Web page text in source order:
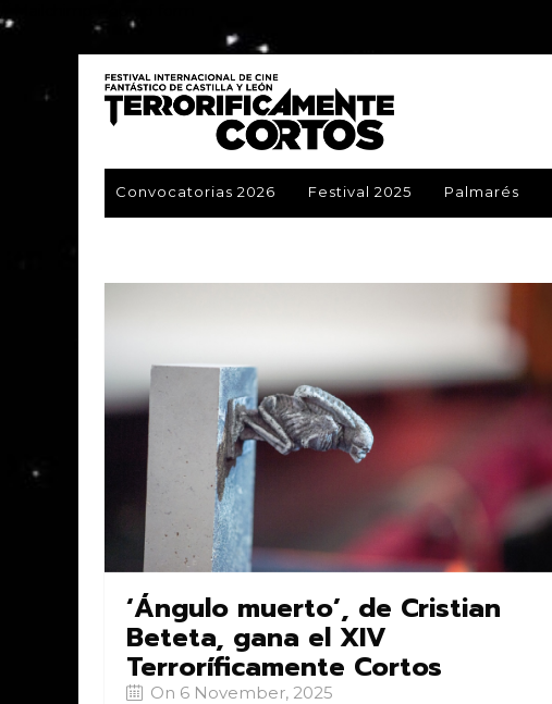
Convocatorias 2026 Festival 2025 Palmarés
‘Ángulo muerto’, de Cristian
Beteta, gana el XIV
Terroríficamente Cortos
On 6 November, 2025